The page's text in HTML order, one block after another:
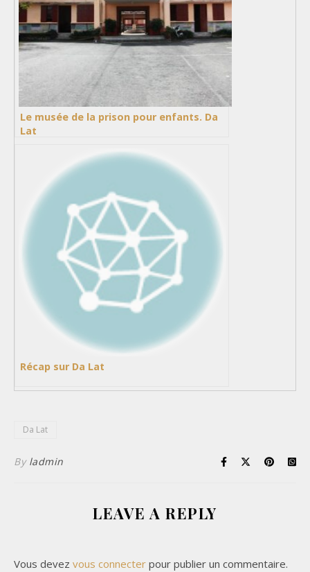
Le musée de la prison pour enfants. Da
Lat
Récap sur Da Lat
Da Lat
By ladmin
LEAVE A REPLY
Vous devez vous connecter pour publier un commentaire.